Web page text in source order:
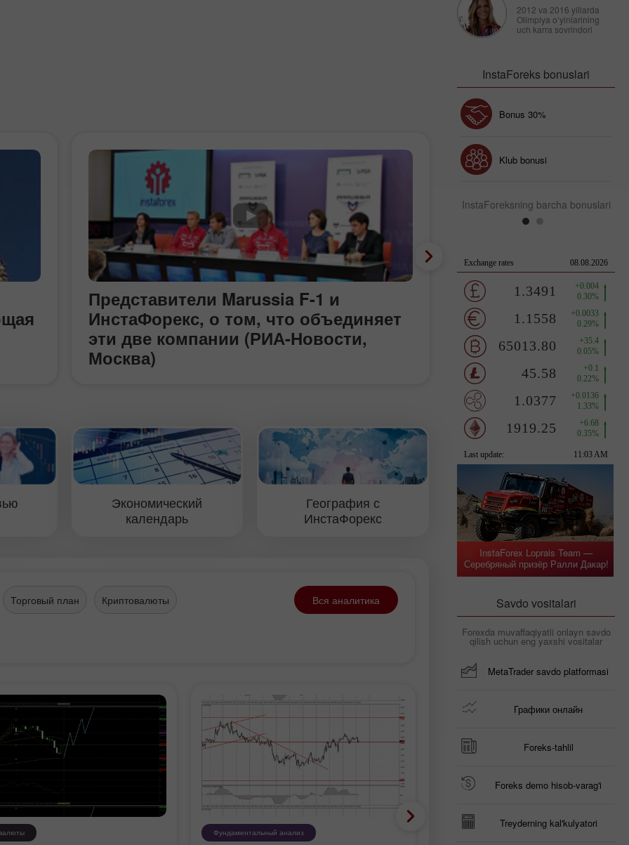
Представители Marussia F-1 и
ИнстаФорекс, о том, что объединяет
эти две компании (РИА-Новости,
Москва)
Экономический
календарь
География с
ИнстаФорекс
Торговый план Криптовалюты Вся аналитика
Фундаментальный анализ
2012 va 2016 yillarda
Olimpiya o‘yinlarining
uch karra sovrindori
InstaForeks bonuslari
Klub bonusi Klub bonusi
Baxtli depozit
InstaForeksning barcha bonuslari
InstaForex Loprais Team —
Серебряный призёр Ралли Дакар!
Savdo vositalari
Forexda muvaffaqiyatli onlayn savdo
qilish uchun eng yaxshi vositalar
MetaTrader savdo platformasi
Графики онлайн
Foreks-tahlil
Foreks demo hisob-varag'i
Treyderning kal'kulyatori